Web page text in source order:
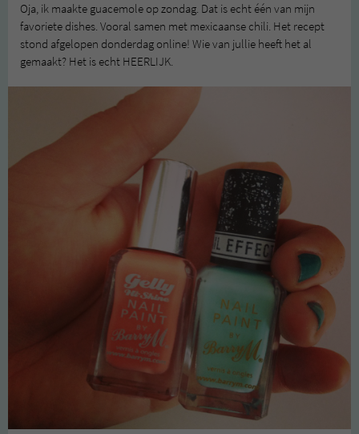
Oja, ik maakte guacemole op zondag. Dat is echt één van mijn
favoriete dishes. Vooral samen met mexicaanse chili. Het recept
stond afgelopen donderdag online! Wie van jullie heeft het al
gemaakt? Het is echt HEERLIJK.